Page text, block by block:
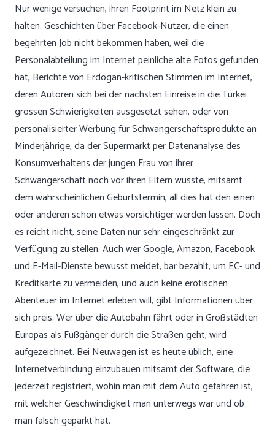
Nur wenige versuchen, ihren Footprint im Netz klein zu
halten. Geschichten über Facebook-Nutzer, die einen
begehrten Job nicht bekommen haben, weil die
Personalabteilung im Internet peinliche alte Fotos gefunden
hat, Berichte von Erdogan-kritischen Stimmen im Internet,
deren Autoren sich bei der nächsten Einreise in die Türkei
grossen Schwierigkeiten ausgesetzt sehen, oder von
personalisierter Werbung für Schwangerschaftsprodukte an
Minderjährige, da der Supermarkt per Datenanalyse des
Konsumverhaltens der jungen Frau von ihrer
Schwangerschaft noch vor ihren Eltern wusste, mitsamt
dem wahrscheinlichen Geburtstermin, all dies hat den einen
oder anderen schon etwas vorsichtiger werden lassen. Doch
es reicht nicht, seine Daten nur sehr eingeschränkt zur
Verfügung zu stellen. Auch wer Google, Amazon, Facebook
und E-Mail-Dienste bewusst meidet, bar bezahlt, um EC- und
Kreditkarte zu vermeiden, und auch keine erotischen
Abenteuer im Internet erleben will, gibt Informationen über
sich preis. Wer über die Autobahn fährt oder in Großstädten
Europas als Fußgänger durch die Straßen geht, wird
aufgezeichnet. Bei Neuwagen ist es heute üblich, eine
Internetverbindung einzubauen mitsamt der Software, die
jederzeit registriert, wohin man mit dem Auto gefahren ist,
mit welcher Geschwindigkeit man unterwegs war und ob
man falsch geparkt hat.